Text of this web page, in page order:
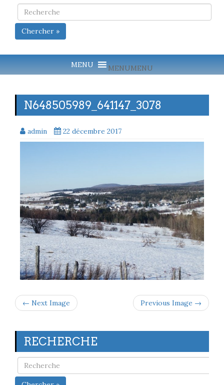
Chercher »
MENUMENU
N648505989_641147_3078
admin 22 décembre 2017
← Next Image Previous Image →
RECHERCHE